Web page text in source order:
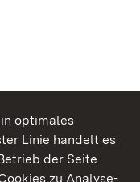
optimales
Linie handelt es
der Seite
zu Analyse-